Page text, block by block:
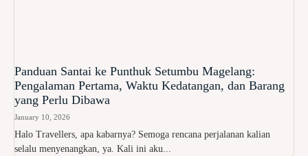
Panduan Santai ke Punthuk Setumbu Magelang:
Pengalaman Pertama, Waktu Kedatangan, dan Barang
yang Perlu Dibawa
January 10, 2026
Halo Travellers, apa kabarnya? Semoga rencana perjalanan kalian
selalu menyenangkan, ya. Kali ini aku...